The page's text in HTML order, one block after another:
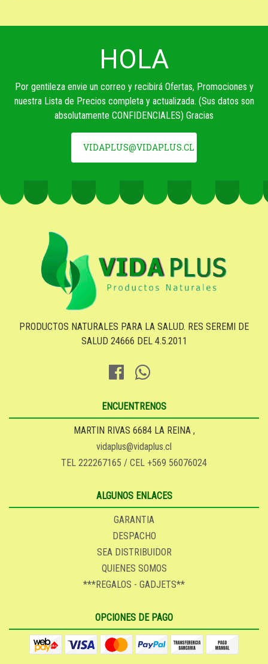
HOLA
Por gentileza envie un correo y recibirá Ofertas, Promociones y
nuestra Lista de Precios completa y actualizada. (Sus datos son
absolutamente CONFIDENCIALES) Gracias
VIDAPLUS@VIDAPLUS.CL
PRODUCTOS NATURALES PARA LA SALUD. RES SEREMI DE
SALUD 24666 DEL 4.5.2011
ENCUENTRENOS
MARTIN RIVAS 6684 LA REINA ,
vidaplus@vidaplus.cl
TEL 222267165 / CEL +569 56076024
ALGUNOS ENLACES
GARANTIA
DESPACHO
SEA DISTRIBUIDOR
QUIENES SOMOS
***REGALOS - GADJETS**
OPCIONES DE PAGO